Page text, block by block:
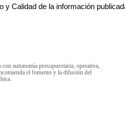
y Calidad de la información
autonomía presupuestaria, operativa,
el fomento y la difusión del